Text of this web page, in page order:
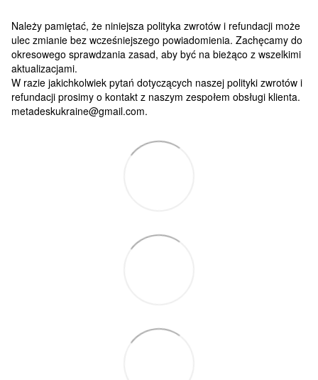
Należy pamiętać, że niniejsza polityka zwrotów i refundacji może
ulec zmianie bez wcześniejszego powiadomienia. Zachęcamy do
okresowego sprawdzania zasad, aby być na bieżąco z wszelkimi
aktualizacjami.
W razie jakichkolwiek pytań dotyczących naszej polityki zwrotów i
refundacji prosimy o kontakt z naszym zespołem obsługi klienta.
metadeskukraine@gmail.com.